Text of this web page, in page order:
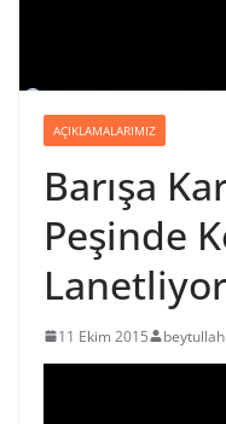
AÇIKLAMALARIMIZ
Barışa
Peşinde
11 Ekim 2015 beytullah